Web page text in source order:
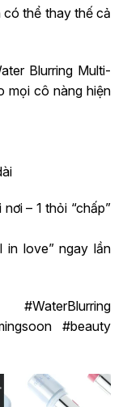
có thể thay thế cả
Blurring Multi-
mọi cô nàng hiện
– 1 thỏi “chấp”
in love” ngay lần
#WaterBlurring
#beauty